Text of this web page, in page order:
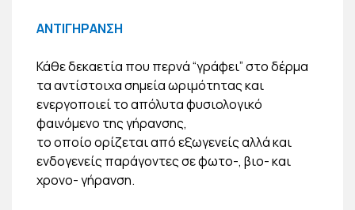
ΑΝΤΙΓΗΡΑΝΣΗ
Κάθε δεκαετία που περνά “γράφει” στο δέρμα
τα αντίστοιχα σημεία ωριμότητας και
ενεργοποιεί το απόλυτα φυσιολογικό
φαινόμενο της γήρανσης,
το οποίο ορίζεται από εξωγενείς αλλά και
ενδογενείς παράγοντες σε φωτο-, βιο- και
χρονο- γήρανση.